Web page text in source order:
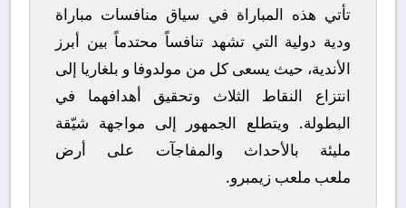
تأتي هذه المباراة في سياق منافسات مباراة
ودية دولية التي تشهد تنافساً محتدماً بين أبرز
الأندية، حيث يسعى كل من مولدوفا و بلغاريا إلى
انتزاع النقاط الثلاث وتحقيق أهدافهما في
البطولة. ويتطلع الجمهور إلى مواجهة شيّقة
مليئة بالأحداث والمفاجآت على أرض
ملعب ملعب زيمبرو.